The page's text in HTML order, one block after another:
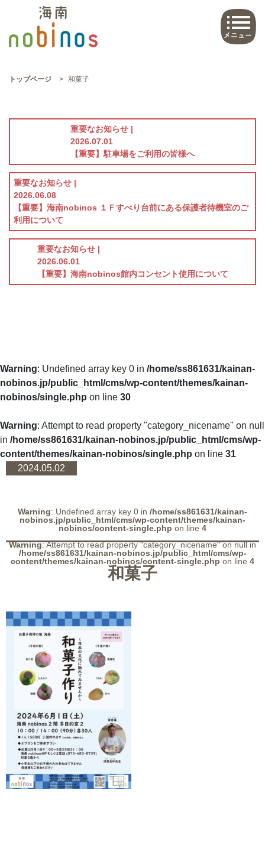
トップページ > 和菓子
重要なお知らせ |
2026.07.01
【重要】駐車場をご利用の皆様へ
重要なお知らせ |
2026.06.08
【重要】海南nobinos １Ｆすべり台前にある保護者待機室のご
利用について
重要なお知らせ |
2026.06.01
【重要】海南nobinos館内コンセント使用について
Warning: Undefined array key 0 in /home/ss861631/kainan-
nobinos.jp/public_html/cms/wp-content/themes/kainan-
nobinos/single.php on line 30
Warning: Attempt to read property "category_nicename" on null
in /home/ss861631/kainan-nobinos.jp/public_html/cms/wp-
content/themes/kainan-nobinos/single.php on line 31
2024.05.02
Warning: Undefined array key 0 in /home/ss861631/kainan-
nobinos.jp/public_html/cms/wp-content/themes/kainan-
nobinos/content-single.php on line 4
Warning: Attempt to read property "category_nicename" on null in
/home/ss861631/kainan-nobinos.jp/public_html/cms/wp-
content/themes/kainan-nobinos/content-single.php on line 4
和菓子